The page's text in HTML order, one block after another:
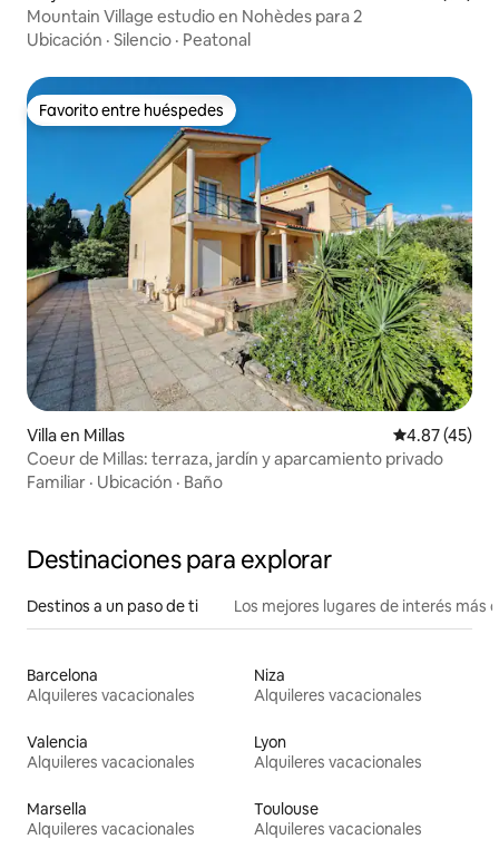
Mountain Village estudio en Nohèdes para 2
Ubicación · Silencio · Peatonal
Favorito entre huéspedes
Favorito entre huéspedes
Villa en Millas Calificación
4.87 (45)
Coeur de Millas: terraza, jardín y aparcamiento privado
Familiar · Ubicación · Baño
Destinaciones para explorar
Destinos a un paso de ti Los mejores lugares de interés más
Barcelona
Alquileres vacacionales
Niza
Alquileres vacacionales
Valencia
Alquileres vacacionales
Lyon
Alquileres vacacionales
Marsella
Alquileres vacacionales
Toulouse
Alquileres vacacionales